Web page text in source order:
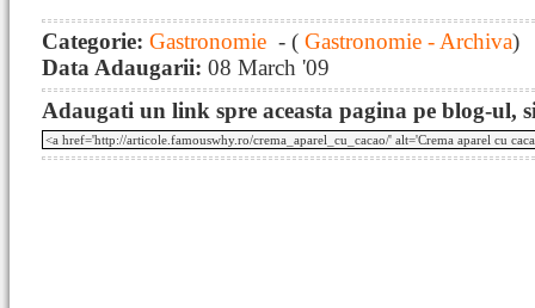
Categorie: Gastronomie - ( Gastronomie - Archiva)
Data Adaugarii: 08 March '09
Adaugati un link spre aceasta pagina pe blog-ul,